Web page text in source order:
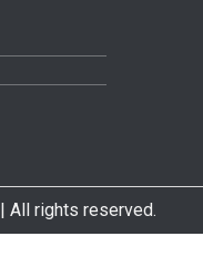
All rights reserved.